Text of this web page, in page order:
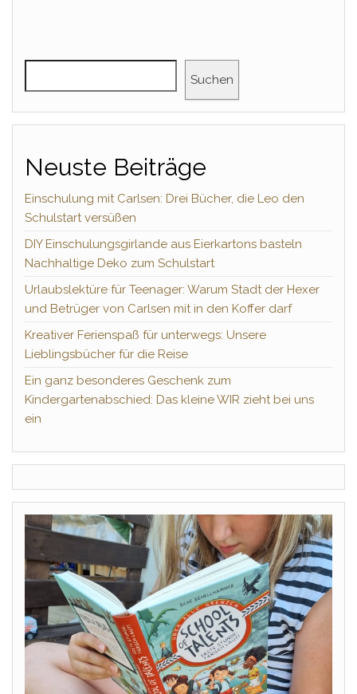
Suchen
Neuste Beiträge
Einschulung mit Carlsen: Drei Bücher, die Leo den
Schulstart versüßen
DIY Einschulungsgirlande aus Eierkartons basteln
Nachhaltige Deko zum Schulstart
Urlaubslektüre für Teenager: Warum Stadt der Hexer
und Betrüger von Carlsen mit in den Koffer darf
Kreativer Ferienspaß für unterwegs: Unsere
Lieblingsbücher für die Reise
Ein ganz besonderes Geschenk zum
Kindergartenabschied: Das kleine WIR zieht bei uns
ein